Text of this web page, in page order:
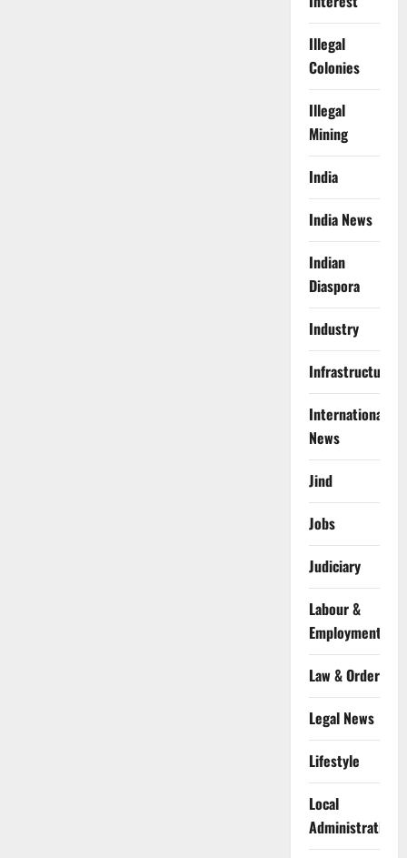
Illegal
Colonies
Illegal
Mining
India
India News
Indian
Diaspora
Industry
Infrastructure
International
News
Jind
Jobs
Judiciary
Labour &
Employment
Law & Order
Legal News
Lifestyle
Local
Administration